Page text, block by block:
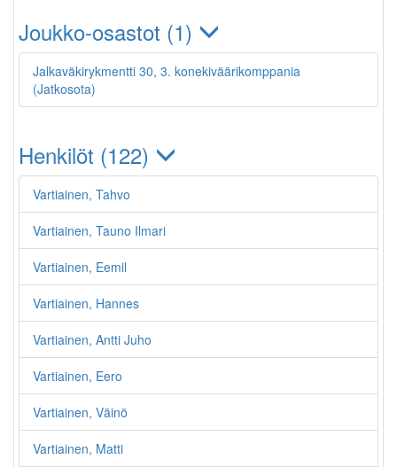
Joukko-osastot (1)
Jalkaväkirykmentti 30, 3. konekiväärikomppania
(Jatkosota)
Henkilöt (122)
Vartiainen, Tahvo
Vartiainen, Tauno Ilmari
Vartiainen, Eemil
Vartiainen, Hannes
Vartiainen, Antti Juho
Vartiainen, Eero
Vartiainen, Väinö
Vartiainen, Matti